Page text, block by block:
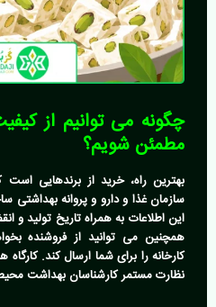
چگونه می توانیم از
مطمئن شویم؟
بهترین راه، خرید از برندهایی
سازمان غذا و دارو و پروانه
این اطلاعات به همراه تاریخ تولید و
همچنین می توانید از فروشنده
کارخانه را برای شما ارسال کند.
نظارت مستمر کارشناسان بهداشت محیط